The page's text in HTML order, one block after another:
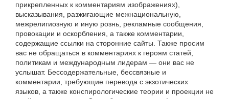
прикрепленных к комментариям изображениях),
высказывания, разжигающие межнациональную,
межрелигиозную и иную рознь, рекламные сообщения,
провокации и оскорбления, а также комментарии,
содержащие ссылки на сторонние сайты. Также просим
вас не обращаться в комментариях к героям статей,
политикам и международным лидерам — они вас не
услышат. Бессодержательные, бессвязные и
комментарии, требующие перевода с экзотических
языков, а также конспирологические теории и проекции не